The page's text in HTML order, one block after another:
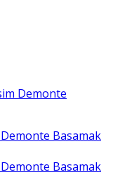
Demonte